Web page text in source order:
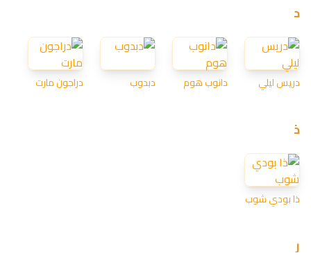
د
دريس ليلي دانوب هوم دبدوب دراجون مارت
ذ
ذا بودي شوب
ر